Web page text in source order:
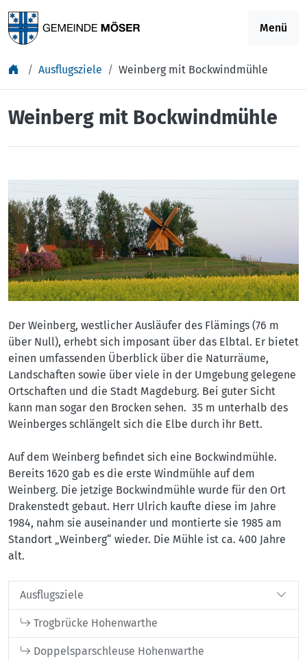
Menü
Ausflugsziele Weinberg mit Bockwindmühle
Weinberg mit Bockwindmühle
Der Weinberg, westlicher Ausläufer des Flämings (76 m
über Null), erhebt sich imposant über das Elbtal. Er bietet
einen umfassenden Überblick über die Naturräume,
Landschaften sowie über viele in der Umgebung gelegene
Ortschaften und die Stadt Magdeburg. Bei guter Sicht
kann man sogar den Brocken sehen. 35 m unterhalb des
Weinberges schlängelt sich die Elbe durch ihr Bett.
Auf dem Weinberg befindet sich eine Bockwindmühle.
Bereits 1620 gab es die erste Windmühle auf dem
Weinberg. Die jetzige Bockwindmühle wurde für den Ort
Drakenstedt gebaut. Herr Ulrich kaufte diese im Jahre
1984, nahm sie auseinander und montierte sie 1985 am
Standort „Weinberg“ wieder. Die Mühle ist ca. 400 Jahre
alt.
Ausflugsziele
Trogbrücke Hohenwarthe
Doppelsparschleuse Hohenwarthe